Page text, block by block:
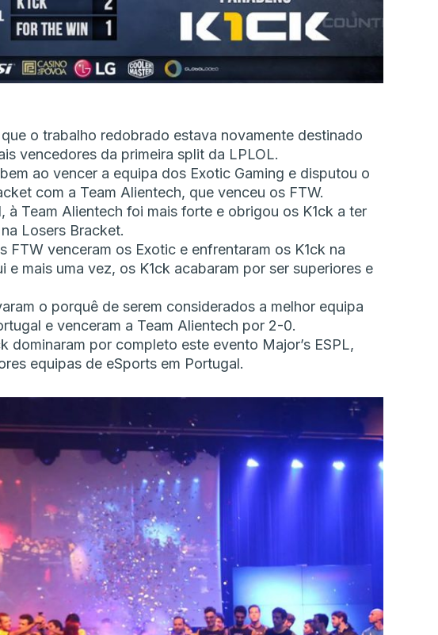
o trabalho redobrado estava novamente destinado
vencedores da primeira split da LPLOL.
ao vencer a equipa dos Exotic Gaming e disputou o
com a Team Alientech, que venceu os FTW.
à Team Alientech foi mais forte e obrigou os K1ck a ter
Losers Bracket.
FTW venceram os Exotic e enfrentaram os K1ck na
e mais uma vez, os K1ck acabaram por ser superiores e
o porquê de serem considerados a melhor equipa
e venceram a Team Alientech por 2-0.
dominaram por completo este evento Major’s ESPL,
equipas de eSports em Portugal.